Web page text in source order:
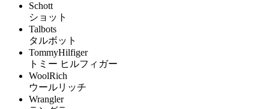
Schott
ショット
Talbots
タルボット
TommyHilfiger
トミー ヒルフィガー
WoolRich
ウールリッチ
Wrangler